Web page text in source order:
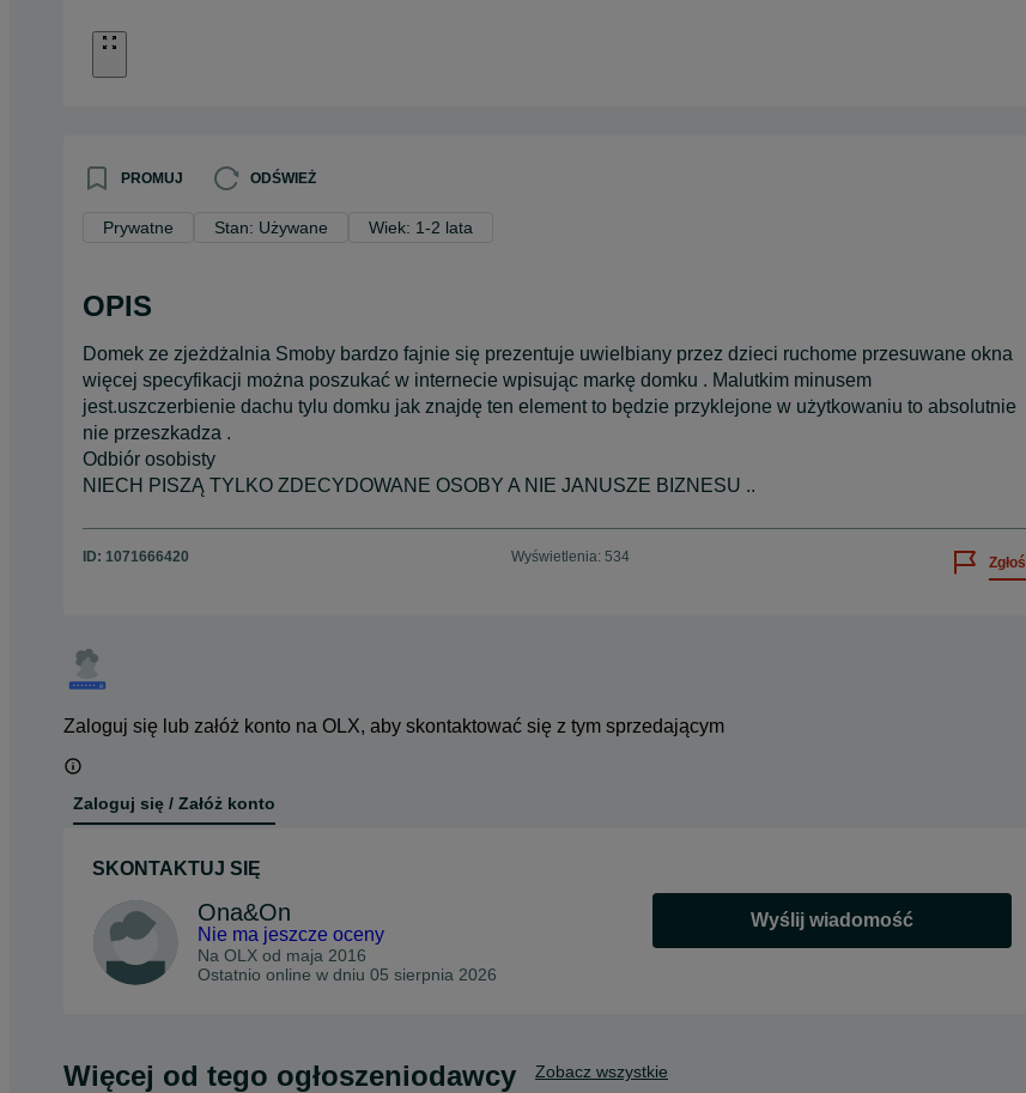
PROMUJ ODŚWIEŻ
Prywatne Stan: Używane Wiek: 1-2 lata
OPIS
Domek ze zjeżdżalnia Smoby bardzo fajnie się prezentuje uwielbiany przez dzieci ruchome przesuwane okna
więcej specyfikacji można poszukać w internecie wpisując markę domku . Malutkim minusem
jest.uszczerbienie dachu tylu domku jak znajdę ten element to będzie przyklejone w użytkowaniu to absolutnie
nie przeszkadza .
Odbiór osobisty
NIECH PISZĄ TYLKO ZDECYDOWANE OSOBY A NIE JANUSZE BIZNESU ..
ID: 1071666420 Wyświetlenia: 534 Zgłoś
Zaloguj się lub załóż konto na OLX, aby skontaktować się z tym sprzedającym
Zaloguj się / Załóż konto
SKONTAKTUJ SIĘ
Ona&On
Nie ma jeszcze oceny
Na OLX od maja 2016
Ostatnio online w dniu 05 sierpnia 2026
Wyślij wiadomość
Więcej od tego ogłoszeniodawcy Zobacz wszystkie